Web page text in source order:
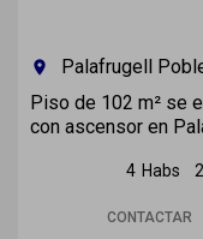
room
Palafrugell
Piso de 102 m² se
con ascensor en
4 Habs 2
CONTACTAR